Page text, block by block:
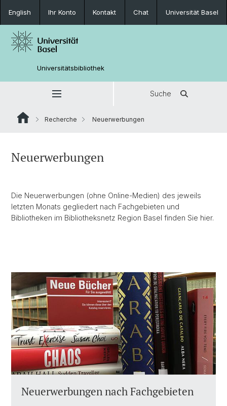
English Ihr Konto Kontakt Chat Universität Basel
Universitätsbibliothek
Suche
Recherche Neuerwerbungen
Neuerwerbungen
Die Neuerwerbungen (ohne Online-Medien) des jeweils
letzten Monats gegliedert nach Fachgebieten und
Bibliotheken im Bibliotheksnetz Region Basel finden Sie hier.
Neuerwerbungen nach Fachgebieten